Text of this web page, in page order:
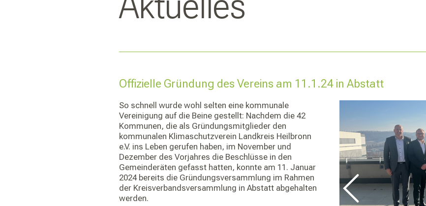
Offizielle Gründung des Vereins am 11.1.24 in Abstatt
So schnell wurde wohl selten eine kommunale
Vereinigung auf die Beine gestellt: Nachdem die 42
Kommunen, die als Gründungsmitglieder den
kommunalen Klimaschutzverein Landkreis Heilbronn
e.V. ins Leben gerufen haben, im November und
Dezember des Vorjahres die Beschlüsse in den
Gemeinderäten gefasst hatten, konnte am 11. Januar
2024 bereits die Gründungsversammlung im Rahmen
der Kreisverbandsversammlung in Abstatt abgehalten
werden.